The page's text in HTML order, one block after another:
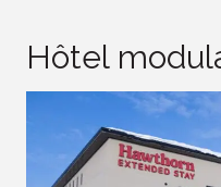
Hôtel